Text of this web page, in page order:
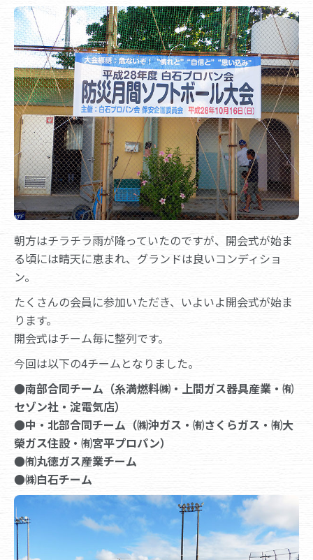
朝方はチラチラ雨が降っていたのですが、開会式が始ま
る頃には晴天に恵まれ、グランドは良いコンディショ
ン。
たくさんの会員に参加いただき、いよいよ開会式が始ま
ります。
開会式はチーム毎に整列です。
今回は以下の4チームとなりました。
●南部合同チーム（糸満燃料㈱・上間ガス器具産業・㈲
セゾン社・淀電気店）
●中・北部合同チーム（㈱沖ガス・㈲さくらガス・㈲大
榮ガス住設・㈲宮平プロパン）
●㈲丸徳ガス産業チーム
●㈱白石チーム